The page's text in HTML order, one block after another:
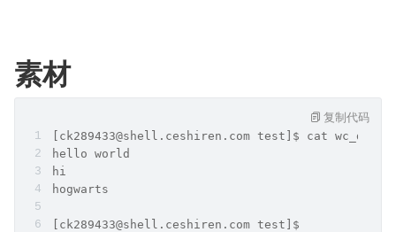
素材
[ck289433@shell.ceshiren.com test]$ cat
hello world
hi
hogwarts
[ck289433@shell.ceshiren.com test]$
复制代码